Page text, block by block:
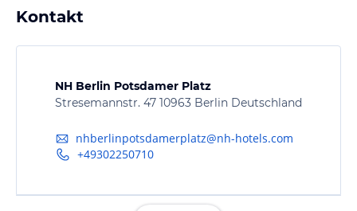
Kontakt
NH Berlin Potsdamer Platz
Stresemannstr. 47 10963 Berlin Deutschland
nhberlinpotsdamerplatz@nh-hotels.com
+49302250710